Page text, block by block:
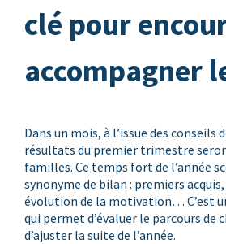
clé pour
accompagner
Dans un mois, à l’issue des conseils
résultats du premier trimestre
familles. Ce temps fort de l’année
synonyme de bilan : premiers
évolution de la motivation… C’est
qui permet d’évaluer le parcours de
d’ajuster la suite de l’année.